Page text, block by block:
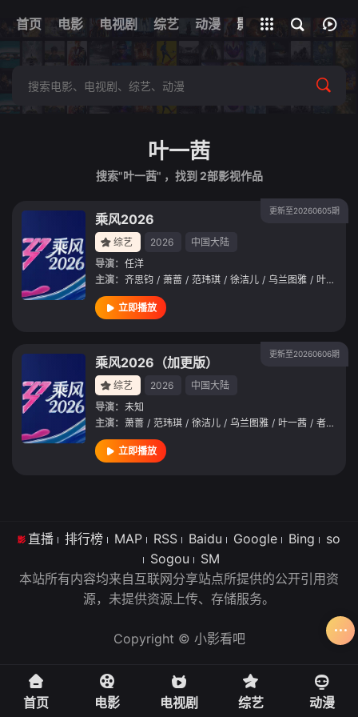
首页 电影 电视剧 综艺 动漫 影视
全部影片
叶一茜
搜索"叶一茜" ，找到 2部影视作品
更新至20260605期
乘风2026
综艺 2026
中国大陆
导演： 任洋
主演： 齐思钧 / 萧蔷 / 范玮琪 / 徐洁儿 / 乌兰图雅 / 叶一茜
立即播放
更新至20260606期
乘风2026（加更版）
综艺 2026
中国大陆
导演： 未知
主演： 萧蔷 / 范玮琪 / 徐洁儿 / 乌兰图雅 / 叶一茜 / 者来女
立即播放
直播 排行榜 MAP RSS Baidu Google Bing
so
Sogou
SM
本站所有内容均来自互联网分享站点所提供的公开引用资
源，未提供资源上传、存储服务。
Copyright © 小影看吧
首页 电影 电视剧 综艺 动漫